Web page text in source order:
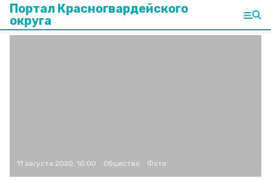
Портал Красногвардейского
округа
11 августа 2020, 10:00 Общество Фото: